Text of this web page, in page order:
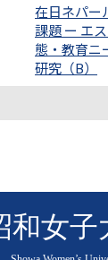
在日ネパー
課題 ー エ
態・教育ニ
研究（B）
和女子